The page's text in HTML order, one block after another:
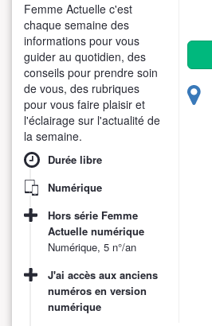
Femme Actuelle c'est
chaque semaine des
informations pour vous
guider au quotidien, des
conseils pour prendre soin
de vous, des rubriques
pour vous faire plaisir et
l'éclairage sur l'actualité de
la semaine.
Durée libre
Numérique
Hors série Femme
Actuelle numérique
Numérique, 5 n°/an
J'ai accès aux anciens
numéros en version
numérique